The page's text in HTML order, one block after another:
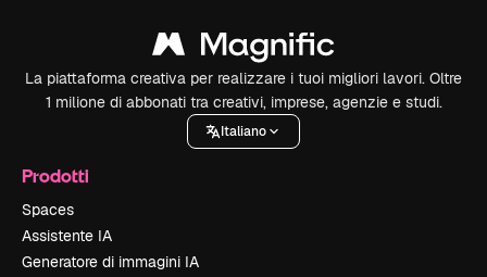
La piattaforma creativa per realizzare i tuoi migliori lavori. Oltre
1 milione di abbonati tra creativi, imprese, agenzie e studi.
Italiano
Prodotti
Spaces
Assistente IA
Generatore di immagini IA